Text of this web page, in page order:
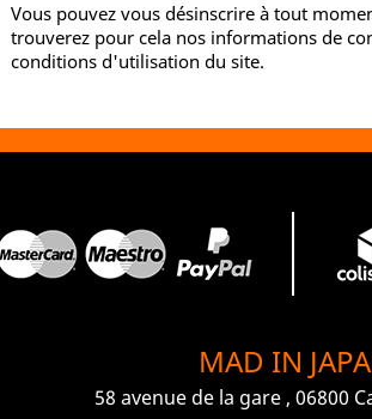
Vous pouvez vous désinscrire à tout
trouverez pour cela nos informations de
conditions d'utilisation du site.
MAD IN
58 avenue de la gare , 06800